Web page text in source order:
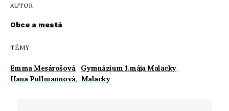
AUTOR
Obce a mestá
TÉMY
Emma Mesárošová, Gymnázium 1.mája Malacky,
Hana Pullmannová, Malacky